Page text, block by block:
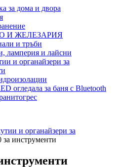
за дома и двора
И ЖЕЛЕЗАРИЯ
и тръби
ламперия и лайсни
и органайзери за
огледала за баня с Bluetooth
и органайзери за
за инструменти